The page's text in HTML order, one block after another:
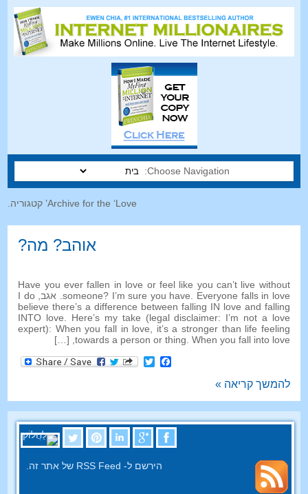
Choose Navigation:
Archive for the ‘Love’ קטגוריה.
אוהב? מה?
Have you ever fallen in love or feel like you can’t live without
someone? I’m sure you have Everyone falls in love . אגב,I do
believe there’s a difference between falling IN love and falling
INTO love
Here’s my take (legal disclaimer: I’m not a love
expert): When you fall in love
it’s a stronger than life feeling
towards a person or thing When you fall into love
, […]
Facebook
Twitter
להמשך קריאה »
הירשם ל- RSS Feed של אתר זה.